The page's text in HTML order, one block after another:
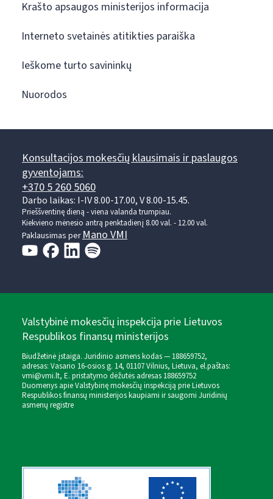
Krašto apsaugos ministerijos informacija
Interneto svetainės atitikties paraiška
Ieškome turto savininkų
Nuorodos
Konsultacijos mokesčių klausimais ir paslaugos
gyventojams:
+370 5 260 5060
Darbo laikas: I-IV 8.00-17.00, V 8.00-15.45.
Prieššventinę dieną - viena valanda trumpiau.
Kiekvieno mėnesio antrą penktadienį 8.00 val. - 12.00 val.
Paklausimas per Mano VMI
Valstybinė mokesčių inspekcija prie Lietuvos
Respublikos finansų ministerijos
Biudžetinė įstaiga. Juridinio asmens kodas — 188659752,
adresas: Vasario 16-osios g. 14, 01107 Vilnius, Lietuva, el.paštas:
vmi@vmi.lt, E. pristatymo dėžutės adresas 188659752
Duomenys apie Valstybinę mokesčių inspekciją prie Lietuvos
Respublikos finansų ministerijos kaupiami ir saugomi Juridinių
asmenų registre